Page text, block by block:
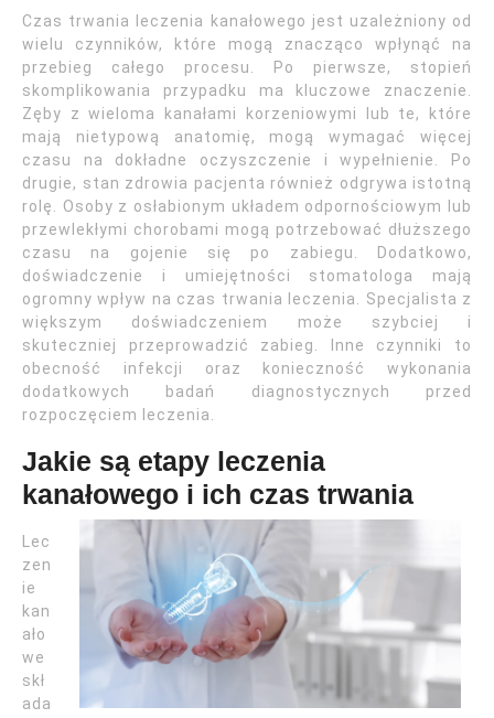
Czas trwania leczenia kanałowego jest uzależniony od
wielu czynników, które mogą znacząco wpłynąć na
przebieg całego procesu. Po pierwsze, stopień
skomplikowania przypadku ma kluczowe znaczenie.
Zęby z wieloma kanałami korzeniowymi lub te, które
mają nietypową anatomię, mogą wymagać więcej
czasu na dokładne oczyszczenie i wypełnienie. Po
drugie, stan zdrowia pacjenta również odgrywa istotną
rolę. Osoby z osłabionym układem odpornościowym lub
przewlekłymi chorobami mogą potrzebować dłuższego
czasu na gojenie się po zabiegu. Dodatkowo,
doświadczenie i umiejętności stomatologa mają
ogromny wpływ na czas trwania leczenia. Specjalista z
większym doświadczeniem może szybciej i
skuteczniej przeprowadzić zabieg. Inne czynniki to
obecność infekcji oraz konieczność wykonania
dodatkowych badań diagnostycznych przed
rozpoczęciem leczenia.
Jakie są etapy leczenia
kanałowego i ich czas trwania
Lec
zen
ie
kan
ało
we
skł
ada